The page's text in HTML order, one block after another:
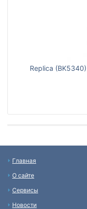
Replica
Главная
О сайте
Сервисы
Новости